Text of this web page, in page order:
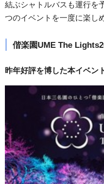
結ぶシャトルバスも運行を
つのイベントを一度に楽し
偕楽園UME The
昨年好評を博した本イベン